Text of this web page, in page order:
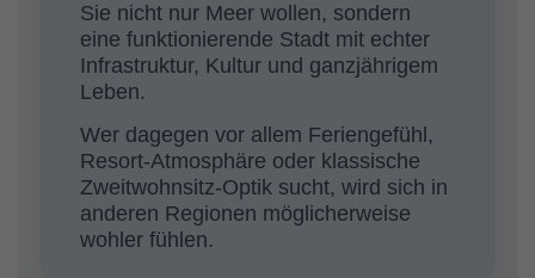
Sie nicht nur Meer wollen, sondern
eine funktionierende Stadt mit echter
Infrastruktur, Kultur und ganzjährigem
Leben.
Wer dagegen vor allem Feriengefühl,
Resort-Atmosphäre oder klassische
Zweitwohnsitz-Optik sucht, wird sich in
anderen Regionen möglicherweise
wohler fühlen.